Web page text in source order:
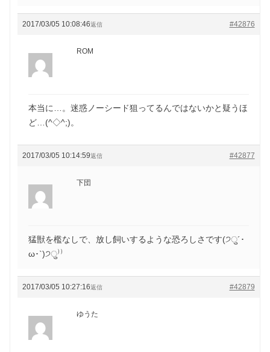
2017/03/05 10:08:46 #42876
返信
ROM
本当に…。迷惑ノーシード狙ってるんではないかと疑うほ
ど…(^◇^;)。
2017/03/05 10:14:59 #42877
返信
下団
猛獣を檻なしで、放し飼いするような恐ろしさです(੭ु´･
ω･`)੭ु⁾⁾
2017/03/05 10:27:16 #42879
返信
ゆうた